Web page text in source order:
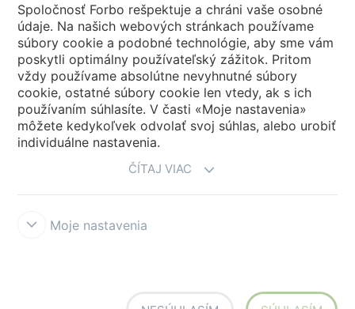
Zvoľte krajinu
Zvoľte svoju krajinu
Spoločnosť Forbo rešpektuje a chráni vaše osobné
údaje. Na našich webových stránkach používame
súbory cookie a podobné technológie, aby sme vám
poskytli optimálny používateľský zážitok. Pritom
vždy používame absolútne nevyhnutné súbory
cookie, ostatné súbory cookie len vtedy, ak s ich
používaním súhlasíte. V časti «Moje nastavenia»
môžete kedykoľvek odvolať svoj súhlas, alebo urobiť
individuálne nastavenia.
ČÍTAJ VIAC
Moje nastavenia